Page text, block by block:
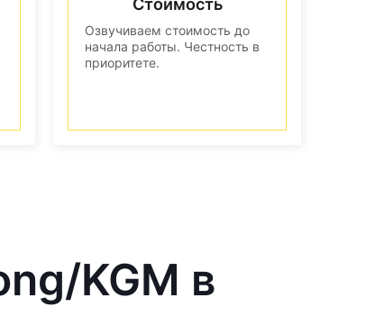
Стоимость
Озвучиваем стоимость до
начала работы. Честность в
приоритете.
KGM в